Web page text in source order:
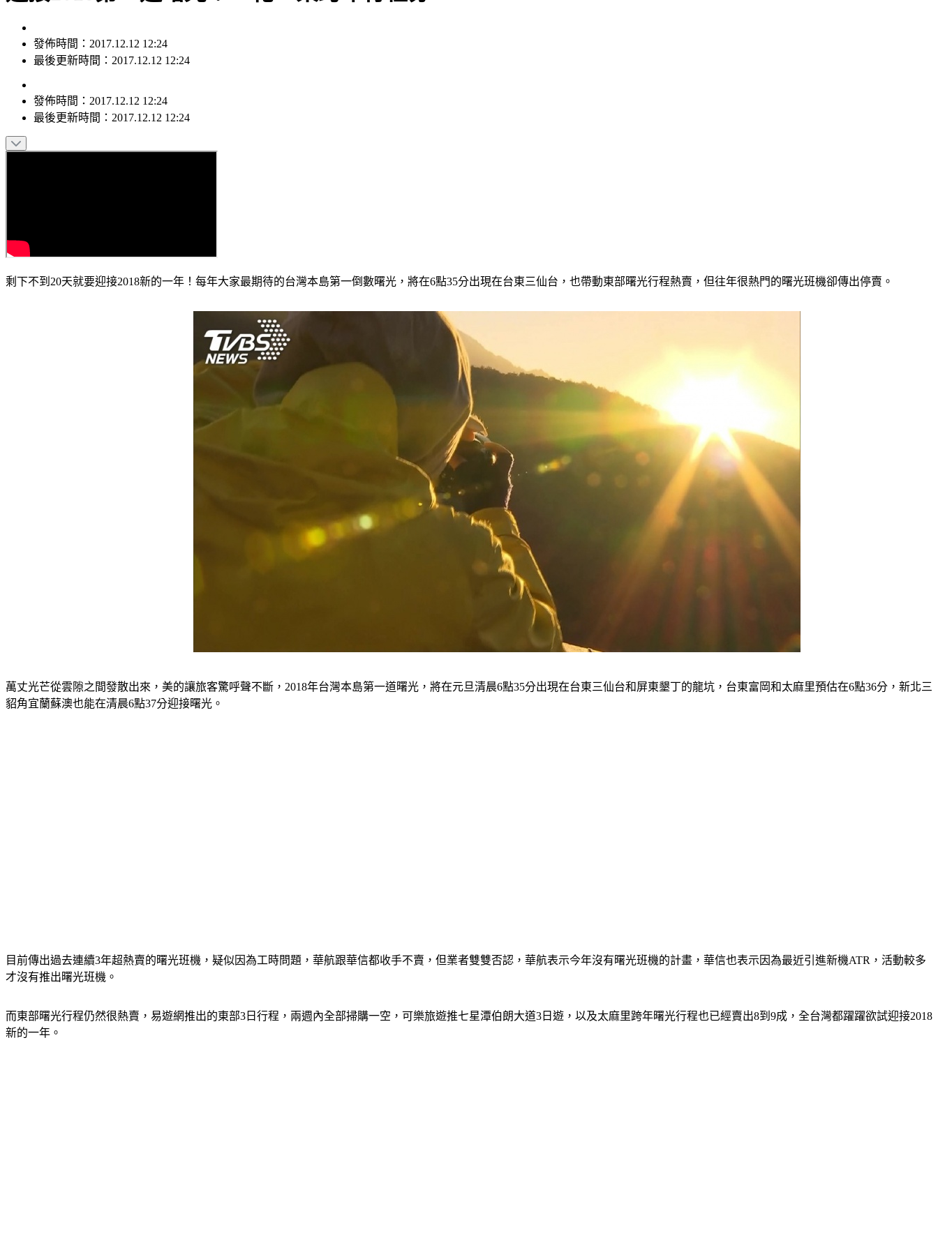
發佈時間：2017.12.12 12:24
最後更新時間：2017.12.12 12:24
發佈時間： 2017.12.12 12:24
最後更新時間： 2017.12.12 12:24
剩下不到20天就要迎接2018新的一年！每年大家最期待的台灣本島第一倒數曙光，將在6點35分出現在台東三仙台，也帶動東部曙光行程熱賣，但往年很熱門的曙光班機卻傳出停賣。
萬丈光芒從雲隙之間發散出來，美的讓旅客驚呼聲不斷，2018年台灣本島第一道曙光，將在元旦清晨6點35分出現在台東三仙台和屏東墾丁的龍坑，台東富岡和太麻里預估在6點36分，新北三
貂角宜蘭蘇澳也能在清晨6點37分迎接曙光。
目前傳出過去連續3年超熱賣的曙光班機，疑似因為工時問題，華航跟華信都收手不賣，但業者雙雙否認，華航表示今年沒有曙光班機的計畫，華信也表示因為最近引進新機ATR，活動較多
才沒有推出曙光班機。
而東部曙光行程仍然很熱賣，易遊網推出的東部3日行程，兩週內全部掃購一空，可樂旅遊推七星潭伯朗大道3日遊，以及太麻里跨年曙光行程也已經賣出8到9成，全台灣都躍躍欲試迎接2018
新的一年。